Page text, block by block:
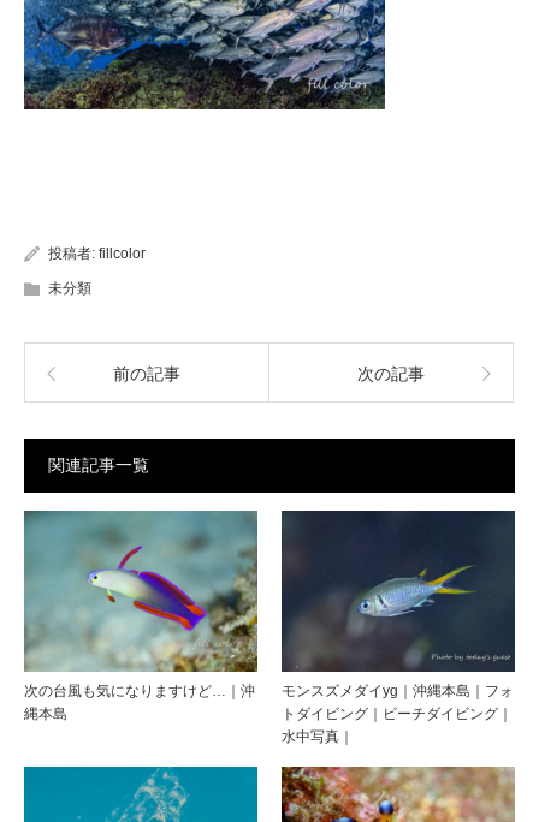
投稿者: fillcolor
未分類
前の記事 次の記事
関連記事一覧
次の台風も気になりますけど…｜沖
縄本島
モンスズメダイyg｜沖縄本島｜フォ
トダイビング｜ビーチダイビング｜
水中写真｜